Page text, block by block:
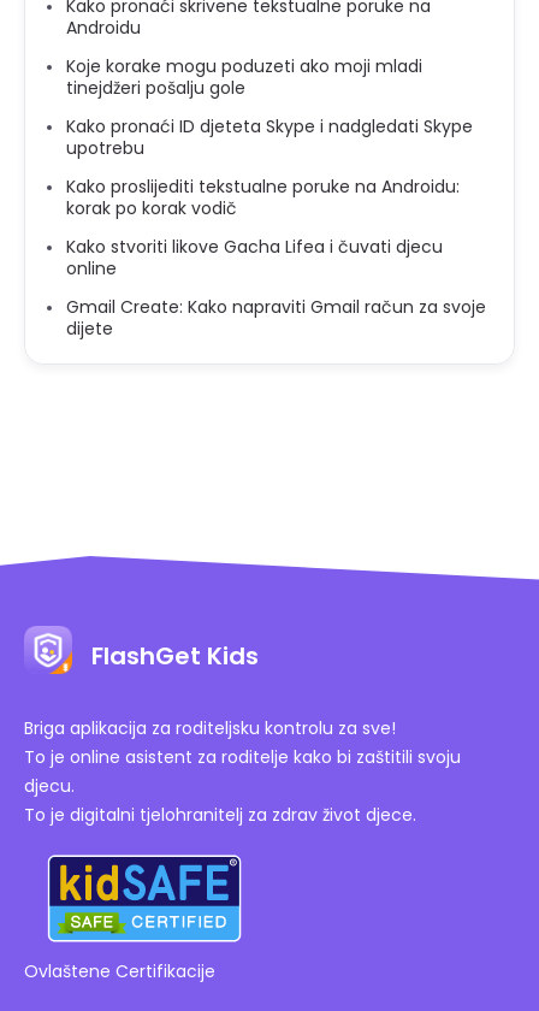
Kako pronaći skrivene tekstualne poruke na
Androidu
Koje korake mogu poduzeti ako moji mladi
tinejdžeri pošalju gole
Kako pronaći ID djeteta Skype i nadgledati Skype
upotrebu
Kako proslijediti tekstualne poruke na Androidu:
korak po korak vodič
Kako stvoriti likove Gacha Lifea i čuvati djecu
online
Gmail Create: Kako napraviti Gmail račun za svoje
dijete
FlashGet Kids
Briga aplikacija za roditeljsku kontrolu za sve!
To je online asistent za roditelje kako bi zaštitili svoju
djecu.
To je digitalni tjelohranitelj za zdrav život djece.
Ovlaštene Certifikacije